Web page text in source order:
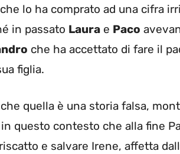
lo ha comprato ad una cifra
in passato Laura e Paco
che ha accettato di fare il
figlia.
quella è una storia falsa,
questo contesto che alla fine
e salvare Irene, affetta